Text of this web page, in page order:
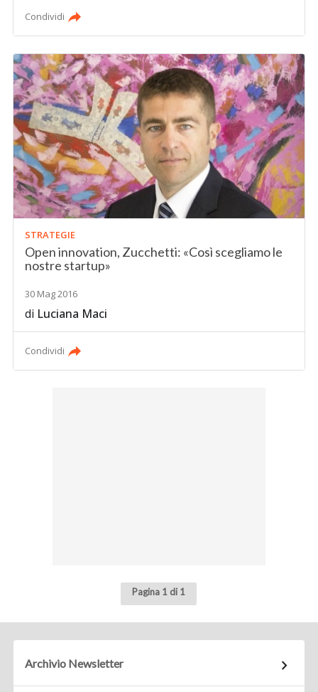
Condividi
STRATEGIE
Open innovation, Zucchetti: «Così scegliamo le
nostre startup»
30 Mag 2016
di Luciana Maci
Condividi
Pagina 1 di 1
Archivio Newsletter